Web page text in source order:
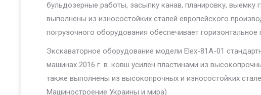
бульдозерные работы, засыпку канав, планировку, выемку
выполнены из износостойких сталей европейского
погрузочного оборудования обеспечивает
Экскаваторное оборудование модели Elex-81A-01
машинах 2016 г. в. ковш усилен пластинами из
также выполнены из высокопрочных и износостойких
Машиностроение Украины и мира)